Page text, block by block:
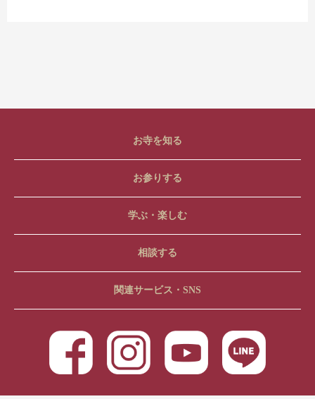
お寺を知る
お参りする
学ぶ・楽しむ
相談する
関連サービス・SNS